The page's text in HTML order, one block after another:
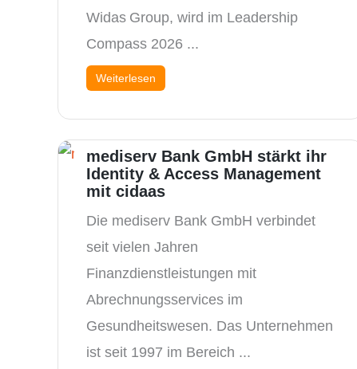
Widas Group, wird im Leadership
Compass 2026 ...
Weiterlesen
mediserv Bank GmbH stärkt ihr
Identity & Access Management
mit cidaas
Die mediserv Bank GmbH verbindet
seit vielen Jahren
Finanzdienstleistungen mit
Abrechnungsservices im
Gesundheitswesen. Das Unternehmen
ist seit 1997 im Bereich ...